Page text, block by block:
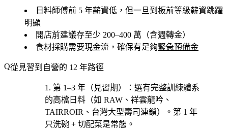
日料師傅前 5 年薪資低，但一旦到板前等級薪資跳躍
明顯
開店前建議存至少 200–400 萬（含週轉金）
食材採購需要現金流，確保有足夠緊急預備金
從見習到自營的 12 年路徑
第 1–3 年（見習期） ：選有完整訓練體系
的高檔日料 （如 RAW、祥雲龍吟、
TAIRROIR、台灣大型壽司連鎖）。第 1 年
只洗碗 + 切配菜是常態。